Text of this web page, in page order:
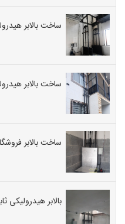
ساخت بالابر
ساخت بالابر
ساخت بالابر
بالابر